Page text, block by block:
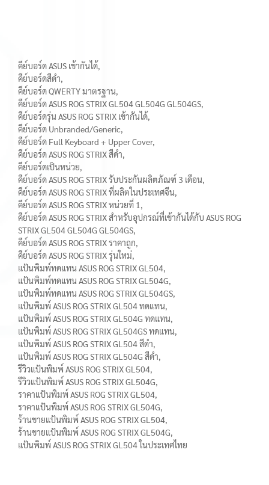
คีย์บอร์ด ASUS เข้ากันได้,
คีย์บอร์ดสีดำ,
คีย์บอร์ด QWERTY มาตรฐาน,
คีย์บอร์ด ASUS ROG STRIX GL504 GL504G GL504GS,
คีย์บอร์ดรุ่น ASUS ROG STRIX เข้ากันได้,
คีย์บอร์ด Unbranded/Generic,
คีย์บอร์ด Full Keyboard + Upper Cover,
คีย์บอร์ด ASUS ROG STRIX สีดำ,
คีย์บอร์ดเป็นหน่วย,
คีย์บอร์ด ASUS ROG STRIX รับประกันผลิตภัณฑ์ 3 เดือน,
คีย์บอร์ด ASUS ROG STRIX ที่ผลิตในประเทศจีน,
คีย์บอร์ด ASUS ROG STRIX หน่วยที่ 1,
คีย์บอร์ด ASUS ROG STRIX สำหรับอุปกรณ์ที่เข้ากันได้กับ ASUS ROG
STRIX GL504 GL504G GL504GS,
คีย์บอร์ด ASUS ROG STRIX ราคาถูก,
คีย์บอร์ด ASUS ROG STRIX รุ่นใหม่,
แป้นพิมพ์ทดแทน ASUS ROG STRIX GL504,
แป้นพิมพ์ทดแทน ASUS ROG STRIX GL504G,
แป้นพิมพ์ทดแทน ASUS ROG STRIX GL504GS,
แป้นพิมพ์ ASUS ROG STRIX GL504 ทดแทน,
แป้นพิมพ์ ASUS ROG STRIX GL504G ทดแทน,
แป้นพิมพ์ ASUS ROG STRIX GL504GS ทดแทน,
แป้นพิมพ์ ASUS ROG STRIX GL504 สีดำ,
แป้นพิมพ์ ASUS ROG STRIX GL504G สีดำ,
รีวิวแป้นพิมพ์ ASUS ROG STRIX GL504,
รีวิวแป้นพิมพ์ ASUS ROG STRIX GL504G,
ราคาแป้นพิมพ์ ASUS ROG STRIX GL504,
ราคาแป้นพิมพ์ ASUS ROG STRIX GL504G,
ร้านขายแป้นพิมพ์ ASUS ROG STRIX GL504,
ร้านขายแป้นพิมพ์ ASUS ROG STRIX GL504G,
แป้นพิมพ์ ASUS ROG STRIX GL504 ในประเทศไทย